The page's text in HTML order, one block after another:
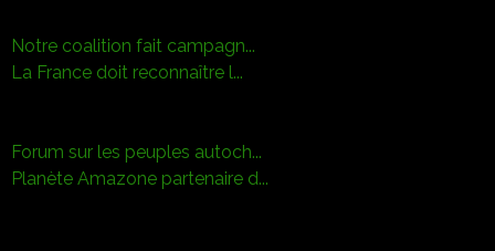
Notre coalition fait campagn...
La France doit reconnaître l...
Forum sur les peuples autoch...
Planète Amazone partenaire d...